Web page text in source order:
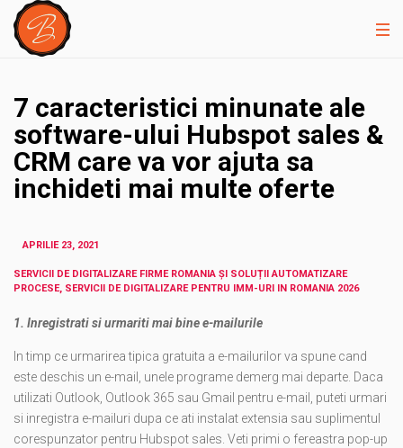
7 caracteristici minunate ale
software-ului Hubspot sales &
CRM care va vor ajuta sa
inchideti mai multe oferte
APRILIE 23, 2021
SERVICII DE DIGITALIZARE FIRME ROMANIA ȘI SOLUȚII AUTOMATIZARE
PROCESE, SERVICII DE DIGITALIZARE PENTRU IMM-URI IN ROMANIA 2026
1. Inregistrati si urmariti mai bine e-mailurile
In timp ce urmarirea tipica gratuita a e-mailurilor va spune cand
este deschis un e-mail, unele programe demerg mai departe. Daca
utilizati Outlook, Outlook 365 sau Gmail pentru e-mail, puteti urmari
si inregistra e-mailuri dupa ce ati instalat extensia sau suplimentul
corespunzator pentru Hubspot sales. Veti primi o fereastra pop-up